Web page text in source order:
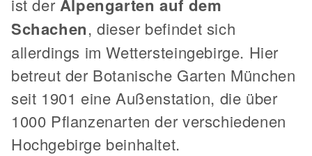
ist der Alpengarten auf dem
Schachen, dieser befindet sich
allerdings im Wettersteingebirge. Hier
betreut der Botanische Garten München
seit 1901 eine Außenstation, die über
1000 Pflanzenarten der verschiedenen
Hochgebirge beinhaltet.